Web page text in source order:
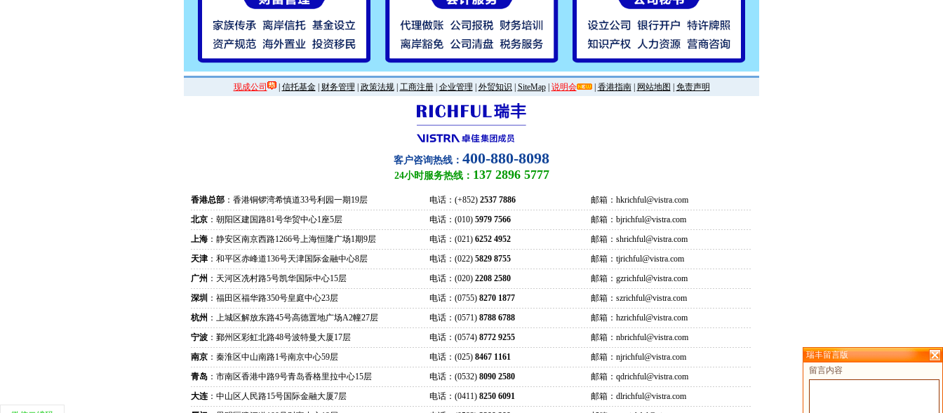
现成公司 | 信托基金| 财务管理 政策法规| 工商注册| 企业管理 外贸知识 SiteMap| 说明会 | 香港指南| 网站地图 免责声明
客户咨询热线： 400-880-8098
24小时服务热线： 137 2896 5777
香港总部 ：香港铜锣湾希慎道33号利园一期19层 电话：(+852) 2537 7886
邮箱：hkrichful@vistra.com
北京 ：朝阳区建国路81号华贸中心1座5层 电话：(010) 5979 7566
邮箱：bjrichful@vistra.com
上海 ：静安区南京西路1266号上海恒隆广场1期9层 电话：(021) 6252 4952
邮箱：shrichful@vistra.com
天津 ：和平区赤峰道136号天津国际金融中心8层 电话：(022) 5829 8755
邮箱：tjrichful@vistra.com
广州 ：天河区冼村路5号凯华国际中心15层 电话：(020) 2208 2580
邮箱：gzrichful@vistra.com
深圳 ：福田区福华路350号皇庭中心23层 电话：(0755) 8270 1877
邮箱：szrichful@vistra.com
杭州 ：上城区解放东路45号高德置地广场A2幢27层 电话：(0571) 8788 6788
邮箱：hzrichful@vistra.com
宁波 ：鄞州区彩虹北路48号波特曼大厦17层 电话：(0574) 8772 9255
邮箱：nbrichful@vistra.com
南京 ：秦淮区中山南路1号南京中心59层 电话：(025) 8467 1161
邮箱：njrichful@vistra.com
青岛 ：市南区香港中路9号青岛香格里拉中心15层 电话：(0532) 8090 2580
邮箱：qdrichful@vistra.com
大连 ：中山区人民路15号国际金融大厦7层 电话：(0411) 8250 6091
邮箱：dlrichful@vistra.com
瑞丰留言版
留言内容